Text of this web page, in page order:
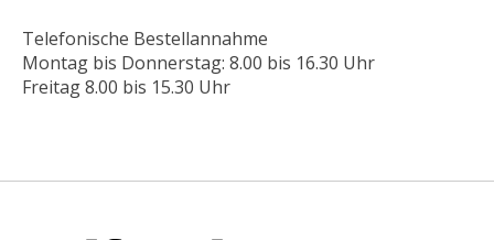
Telefonische Bestellannahme
Montag bis Donnerstag: 8.00 bis 16.30 Uhr
Freitag 8.00 bis 15.30 Uhr